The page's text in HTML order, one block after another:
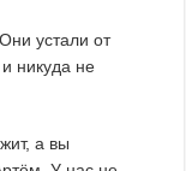
устали от
никуда не
а вы